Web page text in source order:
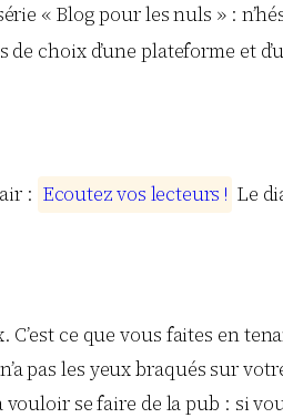
« Blog pour les nuls » :
de choix d’une plateforme et
: Ecoutezvos lecteurs ! Le
C’est ce que vous faites en
pas les yeux braqués sur
se faire de la pub : si